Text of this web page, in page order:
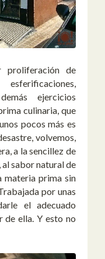
proliferación de
esferificaciones,
ejercicios
culinaria, que
pocos más es
volvemos,
a la sencillez de
sabor natural de
materia prima sin
por unas
el adecuado
de ella. Y esto no